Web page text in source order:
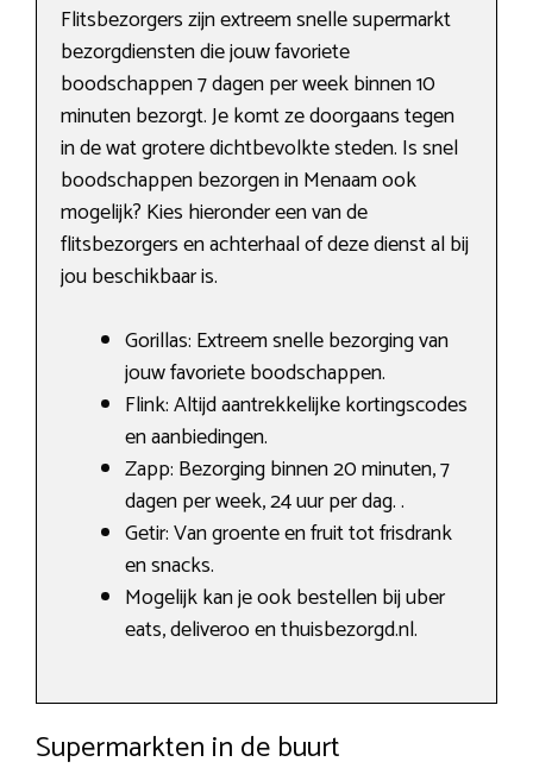
Flitsbezorgers zijn extreem snelle supermarkt
bezorgdiensten die jouw favoriete
boodschappen 7 dagen per week binnen 10
minuten bezorgt. Je komt ze doorgaans tegen
in de wat grotere dichtbevolkte steden. Is snel
boodschappen bezorgen in Menaam ook
mogelijk? Kies hieronder een van de
flitsbezorgers en achterhaal of deze dienst al bij
jou beschikbaar is.
Gorillas: Extreem snelle bezorging van
jouw favoriete boodschappen.
Flink: Altijd aantrekkelijke kortingscodes
en aanbiedingen.
Zapp: Bezorging binnen 20 minuten, 7
dagen per week, 24 uur per dag. .
Getir: Van groente en fruit tot frisdrank
en snacks.
Mogelijk kan je ook bestellen bij uber
eats, deliveroo en thuisbezorgd.nl.
Supermarkten in de buurt